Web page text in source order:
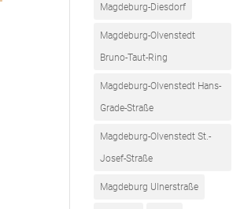
Magdeburg-Diesdorf
Magdeburg-Olvenstedt
Bruno-Taut-Ring
Magdeburg-Olvenstedt Hans-
Grade-Straße
Magdeburg-Olvenstedt St.-
Josef-Straße
Magdeburg Ulnerstraße